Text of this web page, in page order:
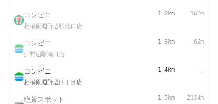
コンビニ
相模原淵野辺駅北口店
1.2km 160m
コンビニ
淵野辺駅南口店
1.3km 62m
コンビニ
相模原淵野辺四丁目店
1.4km -
絶景スポット 1.5km 2114m